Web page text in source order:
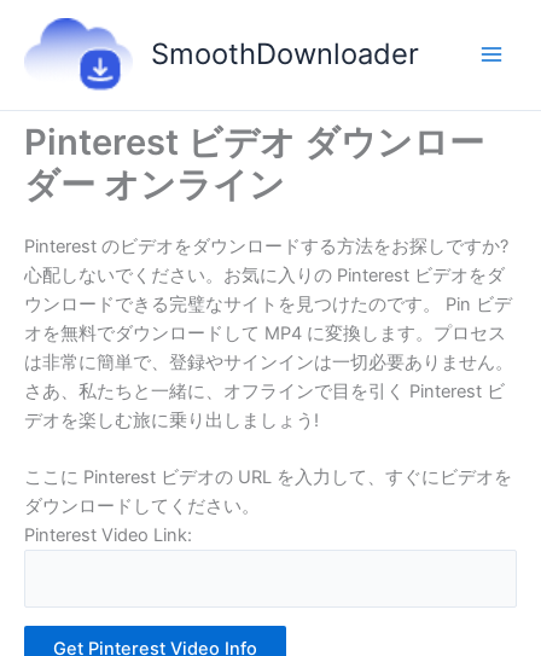
SmoothDownloader
Pinterest ビデオ ダウンロー
ダー オンライン
Pinterest のビデオをダウンロードする方法をお探しですか?
心配しないでください。お気に入りの Pinterest ビデオをダ
ウンロードできる完璧なサイトを見つけたのです。 Pin ビデ
オを無料でダウンロードして MP4 に変換します。プロセス
は非常に簡単で、登録やサインインは一切必要ありません。
さあ、私たちと一緒に、オフラインで目を引く Pinterest ビ
デオを楽しむ旅に乗り出しましょう!
ここに Pinterest ビデオの URL を入力して、すぐにビデオを
ダウンロードしてください。
Pinterest Video Link:
Get Pinterest Video Info